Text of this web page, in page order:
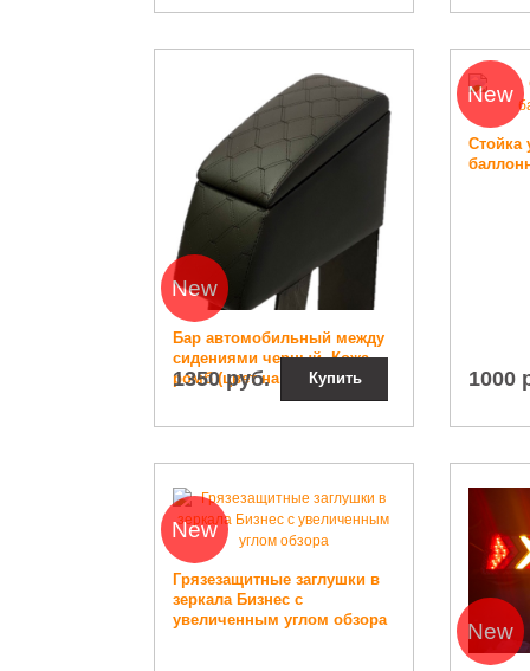
New
Бар автомобильный между
сидениями черный. Кожа
ромб (цвет на выбор).
1350 руб. Купить
New
Стойка
1000
New
Грязезащитные заглушки в
зеркала Бизнес с
увеличенным углом обзора
New